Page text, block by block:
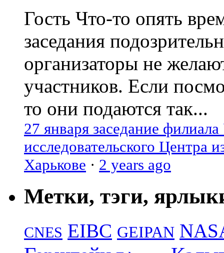
Гость Что-то опять
заседания
организаторы не
участников. Если
то они подаются так...
27 января заседание
исследовательского Центра
Харькове · 2 years ago
Метки, тэги,
CNES EIBC GEIPAN